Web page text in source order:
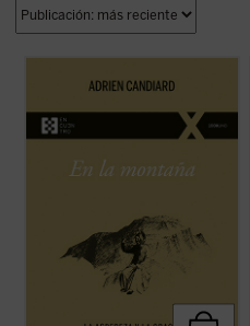
Adrien Candiard nos conduce al corazón
proclama las Bienaventuranzas y propone
exigencias que parecen inalcanzables: